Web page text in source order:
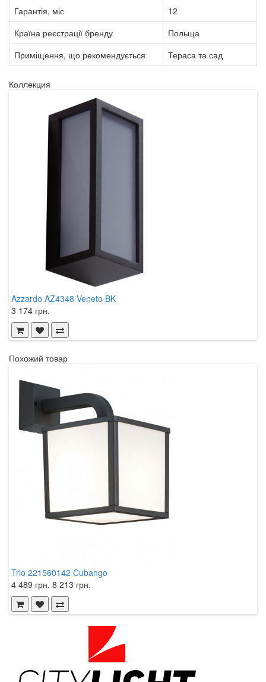
Гарантія, міс
12
Країна реєстрації бренду
Польща
Приміщення, що рекомендується
Тераса та сад
Коллекция
Azzardo AZ4348 Veneto BK
3 174 грн.
Похожий товар
Trio 221560142 Cubango
4 489 грн. 8 213 грн.